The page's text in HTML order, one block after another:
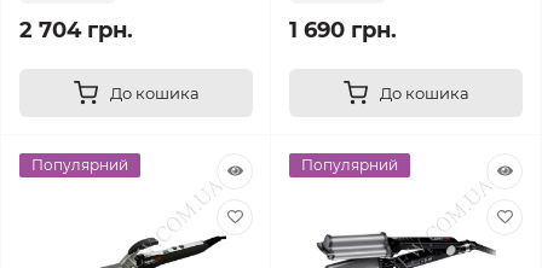
2 704 грн.
До кошика
1 690 грн.
До кошика
Популярний Популярний